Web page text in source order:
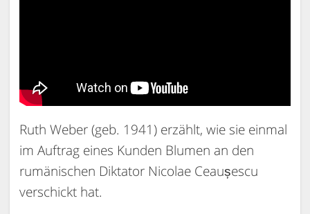
Ruth Weber (geb. 1941) erzählt, wie sie einmal
im Auftrag eines Kunden Blumen an den
rumänischen Diktator Nicolae Ceaușescu
verschickt hat.